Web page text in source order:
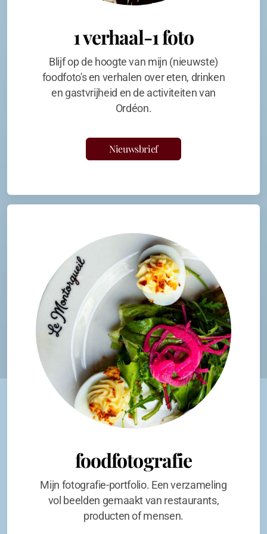
1 verhaal-1 foto
Blijf op de hoogte van mijn (nieuwste)
foodfoto's en verhalen over eten, drinken
en gastvrijheid en de activiteiten van
Ordéon.
Nieuwsbrief
foodfotografie
Mijn fotografie-portfolio. Een verzameling
vol beelden gemaakt van restaurants,
producten of mensen.